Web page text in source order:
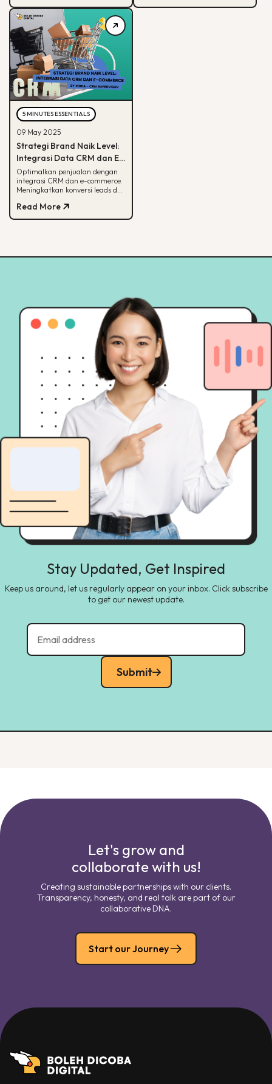
5 MINUTES ESSENTIALS
09 May 2025
Strategi Brand Naik Level:
Integrasi Data CRM dan E-
commerce
Optimalkan penjualan dengan
integrasi CRM dan e-commerce.
Meningkatkan konversi leads dan
terarah
Read More
Stay Updated, Get Inspired
Keep us around, let us regularly appear on your inbox. Click subscribe
to get our newest update.
Submit
Let's grow and
collaborate with us!
Creating sustainable partnerships with our clients.
Transparency, honesty, and real talk are part of our
collaborative DNA.
Start our Journey